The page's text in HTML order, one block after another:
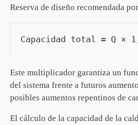
Reserva de diseño recomendada
Capacidad total = Q ×
Este multiplicador garantiza un
del sistema frente a futuros
posibles aumentos repentinos de
El cálculo de la capacidad de la